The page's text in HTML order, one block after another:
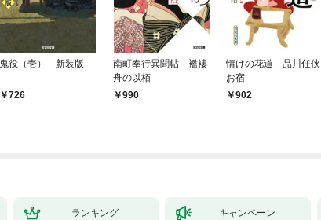
鬼役（壱） 新装版
726
南町奉行異聞帖 襤褸
舟の以栢
990
情けの花道 品川任侠
お宿
902
ランキング キャンペーン